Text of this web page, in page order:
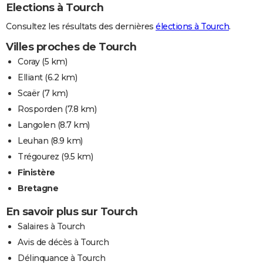
Elections à Tourch
Consultez les résultats des dernières élections à Tourch.
Villes proches de Tourch
Coray(5 km)
Elliant(6.2 km)
Scaër(7 km)
Rosporden (7.8 km)
Langolen (8.7 km)
Leuhan (8.9 km)
Trégourez (9.5 km)
Finistère
Bretagne
En savoir plus sur Tourch
Salaires à Tourch
Avis de décès à Tourch
Délinquance à Tourch